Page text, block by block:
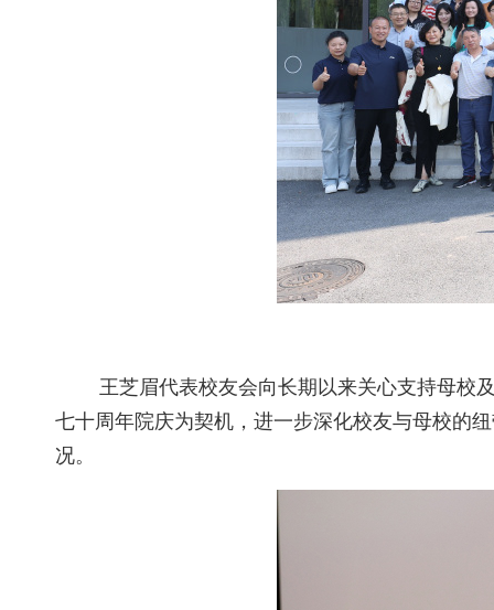
王芝眉代表校友会向长期以来关心支持母校
七十周年院庆为契机，进一步深化校友与母校的
况。